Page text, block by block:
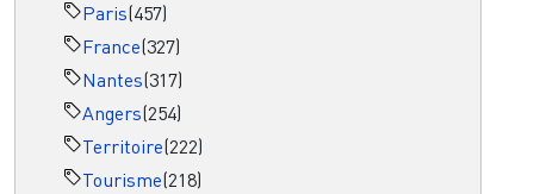
Paris(457)
France(327)
Nantes(317)
Angers(254)
Territoire(222)
Tourisme(218)